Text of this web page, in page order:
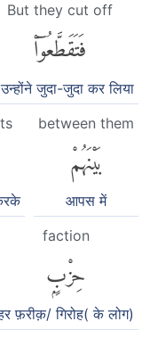
But they cut off
فَتَقَطَّعُوٓا۟
जुदा-जुदा कर लिया
between them
بَيْنَهُمْ
आपस में
faction
حِزْبٍۭ
फ़रीक़/ गिरोह( के लोग)